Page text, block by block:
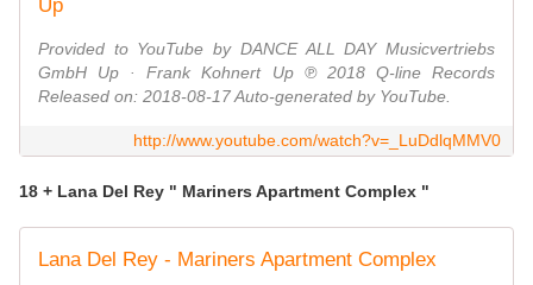
Up
Provided to YouTube by DANCE ALL DAY Musicvertriebs
GmbH Up · Frank Kohnert Up ℗ 2018 Q-line Records
Released on: 2018-08-17 Auto-generated by YouTube.
http://www.youtube.com/watch?v=_LuDdlqMMV0
18 + Lana Del Rey " Mariners Apartment Complex "
Lana Del Rey - Mariners Apartment Complex